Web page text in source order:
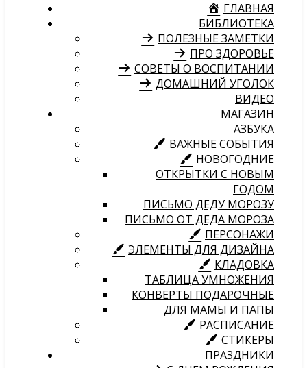
ГЛАВНАЯ
БИБЛИОТЕКА
ПОЛЕЗНЫЕ ЗАМЕТКИ
ПРО ЗДОРОВЬЕ
СОВЕТЫ О ВОСПИТАНИИ
ДОМАШНИЙ УГОЛОК
ВИДЕО
МАГАЗИН
АЗБУКА
ВАЖНЫЕ СОБЫТИЯ
НОВОГОДНИЕ
ОТКРЫТКИ С НОВЫМ
ГОДОМ
ПИСЬМО ДЕДУ МОРОЗУ
ПИСЬМО ОТ ДЕДА МОРОЗА
ПЕРСОНАЖИ
ЭЛЕМЕНТЫ ДЛЯ ДИЗАЙНА
КЛАДОВКА
ТАБЛИЦА УМНОЖЕНИЯ
КОНВЕРТЫ ПОДАРОЧНЫЕ
ДЛЯ МАМЫ И ПАПЫ
РАСПИСАНИЕ
СТИКЕРЫ
ПРАЗДНИКИ